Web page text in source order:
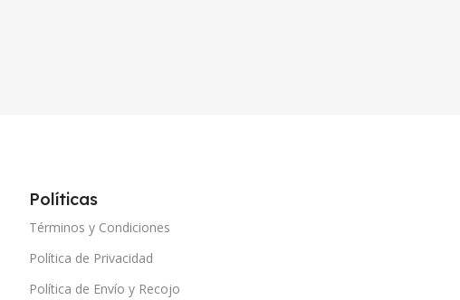
Políticas
Términos y Condiciones
Política de Privacidad
Política de Envío y Recojo